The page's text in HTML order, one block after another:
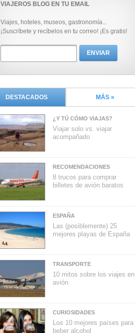
VIAJEROS BLOG EN TU EMAIL
Viajes, hoteles, museos, gastronomía...
¡Suscríbete y recíbelos en tu correo! ¡Es gratis!
DESTACADOS MÁS »
¿Y TÚ CÓMO VIAJAS?
Viajar solo vs. viajar
acompañado
RECOMENDACIONES
8 trucos para comprar
billetes de avión baratos
ESPAÑA
Las (posiblemente) 25
mejores playas de España
TRANSPORTE
10 mitos sobre los viajes en
avión
CURIOSIDADES
Los 10 mejores países para
beber alcohol